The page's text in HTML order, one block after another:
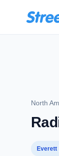
North
Everett